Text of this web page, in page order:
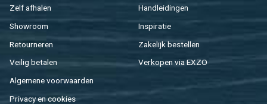
Zelf af­ha­len
Show­room
Re­tour­ne­ren
Vei­lig be­ta­len
Al­ge­me­ne voor­waar­den
Pri­va­cy en coo­kies
Hand­lei­din­gen
In­spi­ra­tie
Za­ke­lijk be­stel­len
Ver­ko­pen via EXZO